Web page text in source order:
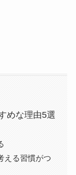
めな理由5選
える習慣がつ